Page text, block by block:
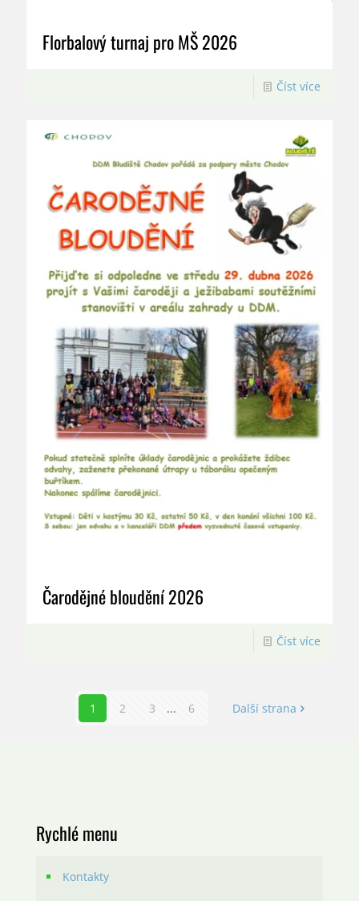
Florbalový turnaj pro MŠ 2026
Číst více
Čarodějné bloudění 2026
Číst více
1 2 3 ... 6 Další strana
Rychlé menu
Kontakty